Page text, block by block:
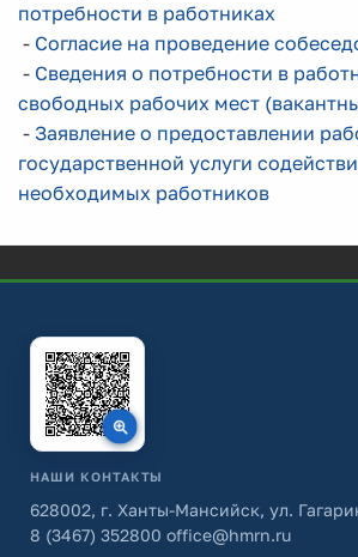
потребности в работниках
- Согласие на проведение
- Сведения о потребности в
свободных рабочих мест
- Заявление о предоставлении
государственной услуги
необходимых работников
НАШИ КОНТАКТЫ
628002, г. Ханты-Мансийск, ул.
8 (3467) 352800 office@hmrn.ru